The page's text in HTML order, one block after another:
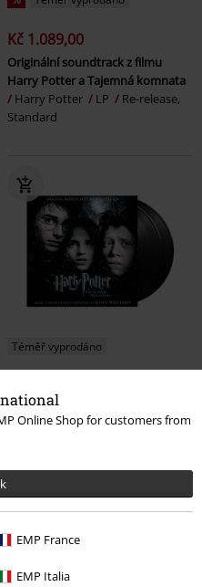
Online Shop for customers from
EMP France
EMP Italia
Kč 1.089,00
Originální soundtrack z filmu
Harry Potter a Tajemná komnata
Harry Potter
LP
Re-release,
Standard
Téměř vyprodáno
Originální soundtrack z filmu
Harry Potter a Vězeň z Azkabanu